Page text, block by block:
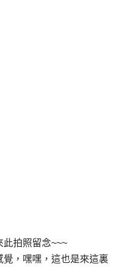
此拍照留念~~~
，嘿嘿，這也是來這裏